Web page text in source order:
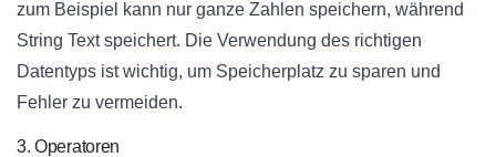
zum Beispiel kann nur ganze Zahlen speichern, während
String Text speichert. Die Verwendung des richtigen
Datentyps ist wichtig, um Speicherplatz zu sparen und
Fehler zu vermeiden.
3. Operatoren